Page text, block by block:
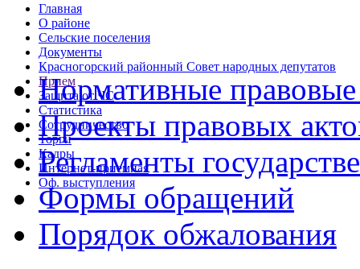
Главная
О районе
Сельские поселения
Документы
Красногорский районный Совет народных депутатов
Прием
Защита от ЧС
Статистика
Сотрудничество
Торги
Кадры
Интернет-приемная
Оф. выступления
Нормативные
Проекты правовых
Регламенты
Формы обращений
Порядок обжалования